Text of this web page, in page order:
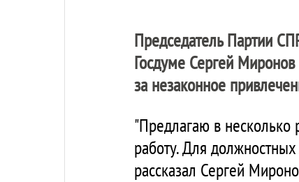
Председатель Партии
Госдуме Сергей
за незаконное
"Предлагаю в несколько
работу. Для
рассказал Сергей